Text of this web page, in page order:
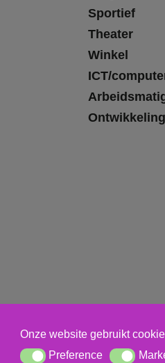
Sportief
Theater
Winkel
ICT/
Onze website gebruikt
PreferencePreference Marketing